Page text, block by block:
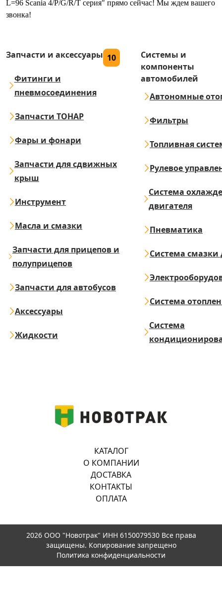
L=96 Scania 4/P/G/R/T серия" прямо сейчас! Мы ждем вашего
звонка!
Запчасти и аксессуары 10
Фитинги и
пневмосоединения
Запчасти ТОНАР
Фары и фонари
Запчасти для сдвижных
крыш
Инструмент
Масла и смазки
Запчасти для прицепов и
полуприцепов
Запчасти для автобусов
Аксессуары
Жидкости
Системы и
компоненты
автомобилей
Автономные
Фильтры
Топливная
Рулевое
Система
двигателя
Пневматика
Система смазки
Система
Система
КАТАЛОГ
О КОМПАНИИ
ДОСТАВКА
КОНТАКТЫ
ОПЛАТА
2026 ООО "Новотрак" ИНН 6150079530 Все права
защищены. Копирование запрещено
Политика конфиденциальности